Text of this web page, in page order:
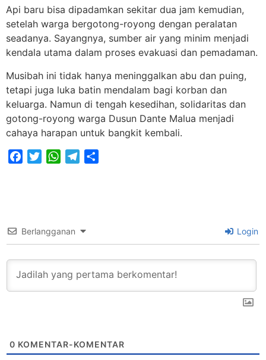
Api baru bisa dipadamkan sekitar dua jam kemudian,
setelah warga bergotong-royong dengan peralatan
seadanya. Sayangnya, sumber air yang minim menjadi
kendala utama dalam proses evakuasi dan pemadaman.
Musibah ini tidak hanya meninggalkan abu dan puing,
tetapi juga luka batin mendalam bagi korban dan
keluarga. Namun di tengah kesedihan, solidaritas dan
gotong-royong warga Dusun Dante Malua menjadi
cahaya harapan untuk bangkit kembali.
FacebookTwitterWhatsAppTelegram
Berlangganan Login
0 KOMENTAR-KOMENTAR